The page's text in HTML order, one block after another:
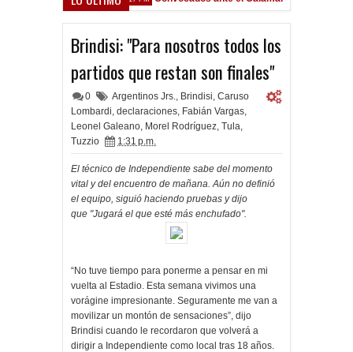
Brindisi: "Para nosotros todos los
partidos que restan son finales"
0 Argentinos Jrs., Brindisi, Caruso
Lombardi, declaraciones, Fabián Vargas,
Leonel Galeano, Morel Rodríguez, Tula,
Tuzzio
1:31 p.m.
El técnico de Independiente sabe del momento
vital y del encuentro de mañana. Aún no definió
el equipo, siguió haciendo pruebas y dijo
que "Jugará el que esté más enchufado".
“No tuve tiempo para ponerme a pensar en mi
vuelta al Estadio. Esta semana vivimos una
vorágine impresionante. Seguramente me van a
movilizar un montón de sensaciones”, dijo
Brindisi cuando le recordaron que volverá a
dirigir a Independiente como local tras 18 años.